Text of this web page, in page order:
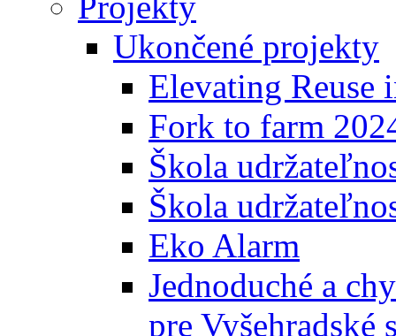
Ukončené projekty
Elevating Reuse
Fork to farm
Škola
Škola
Eko Alarm
Jednoduché a
pre Vyšehradské